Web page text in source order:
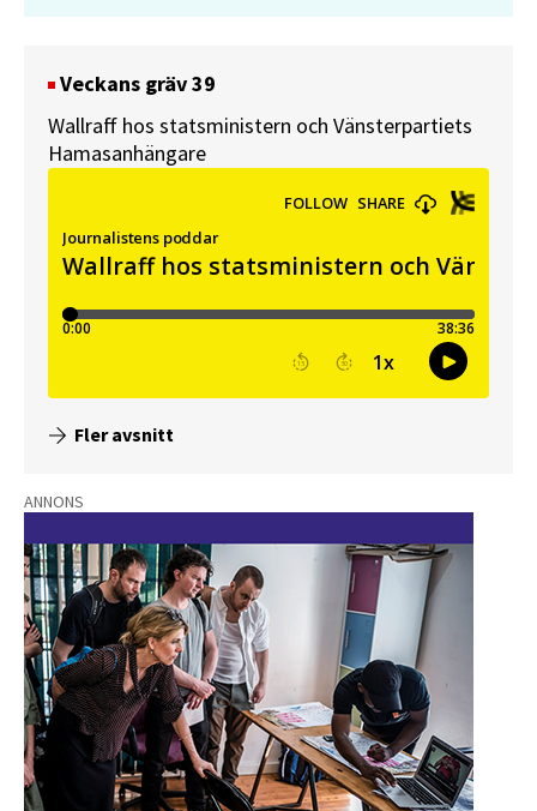
Veckans gräv 39
Wallraff hos statsministern och Vänsterpartiets
Hamasanhängare
Fler avsnitt
ANNONS